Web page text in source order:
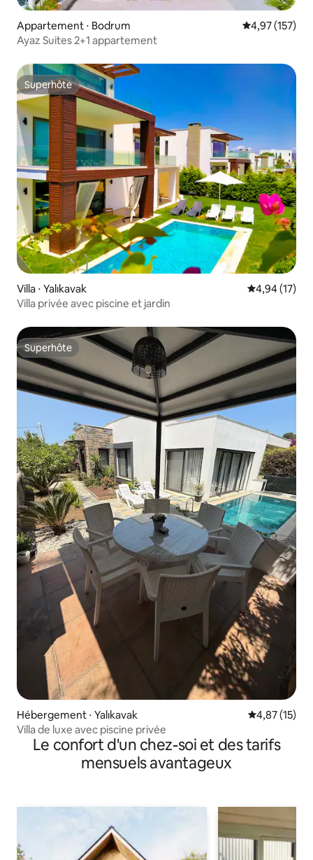
Appartement ⋅ Bodrum Évaluation
4,97 (157)
Ayaz Suites 2+1 appartement
Superhôte
Superhôte
Villa ⋅ Yalıkavak Évaluation
4,94 (17)
Villa privée avec piscine et jardin
Superhôte
Superhôte
Hébergement ⋅ Yalıkavak Évaluation
4,87 (15)
Villa de luxe avec piscine privée
Le confort d'un chez-soi et des tarifs
mensuels avantageux